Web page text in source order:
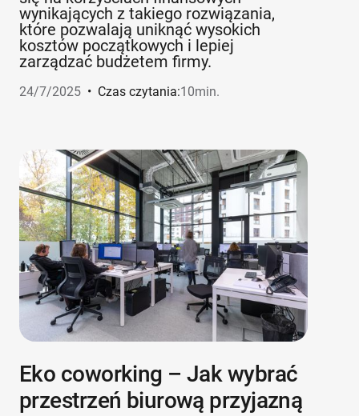
wynikających z takiego rozwiązania,
które pozwalają uniknąć wysokich
kosztów początkowych i lepiej
zarządzać budżetem firmy.
24/7/2025 • Czas czytania:10min.
Eko coworking – Jak wybrać
przestrzeń biurową przyjazną